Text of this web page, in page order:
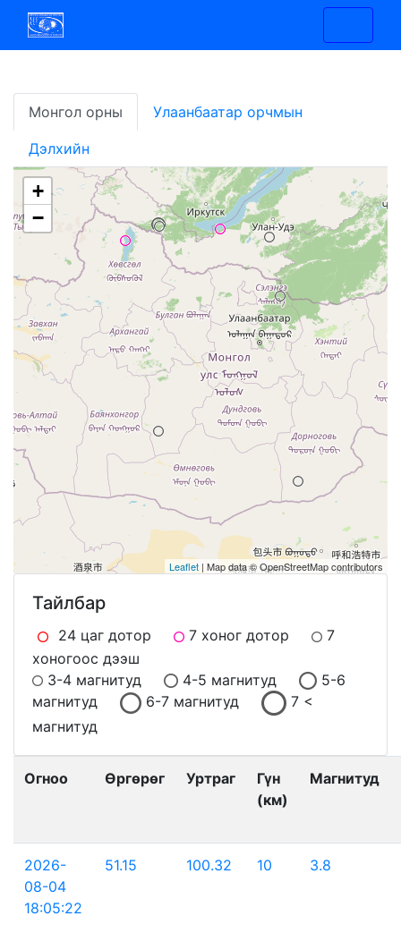
Монгол орны Улаанбаатар орчмын
Дэлхийн
+
−
Leaflet | Map data © OpenStreetMap contributors
Тайлбар
24 цаг дотор 7 хоног дотор
7
хоногоос дээш
3-4 магнитуд
4-5 магнитуд
5-6
магнитуд
6-7 магнитуд
7 <
магнитуд
Огноо Өргөрөг Уртраг
Гүн
(км)
Магнитуд
2026-
08-04
18:05:22
51.15 100.32 10 3.8